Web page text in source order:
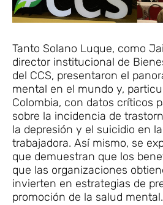
Tanto Solano Luque, como
director institucional de
del CCS, presentaron el
mental en el mundo y,
Colombia, con datos críticos
sobre la incidencia de
la depresión y el suicidio en
trabajadora. Así mismo, se
que demuestran que los
que las organizaciones
invierten en estrategias de
promoción de la salud mental.